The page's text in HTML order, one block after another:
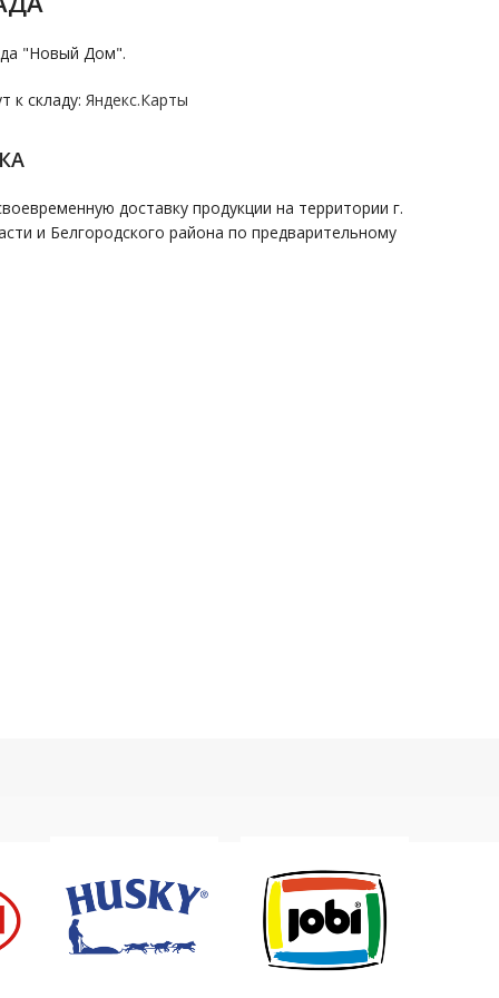
"Новый Дом".
к складу: Яндекс.Карты
доставку продукции на территории г.
и Белгородского района по предварительному